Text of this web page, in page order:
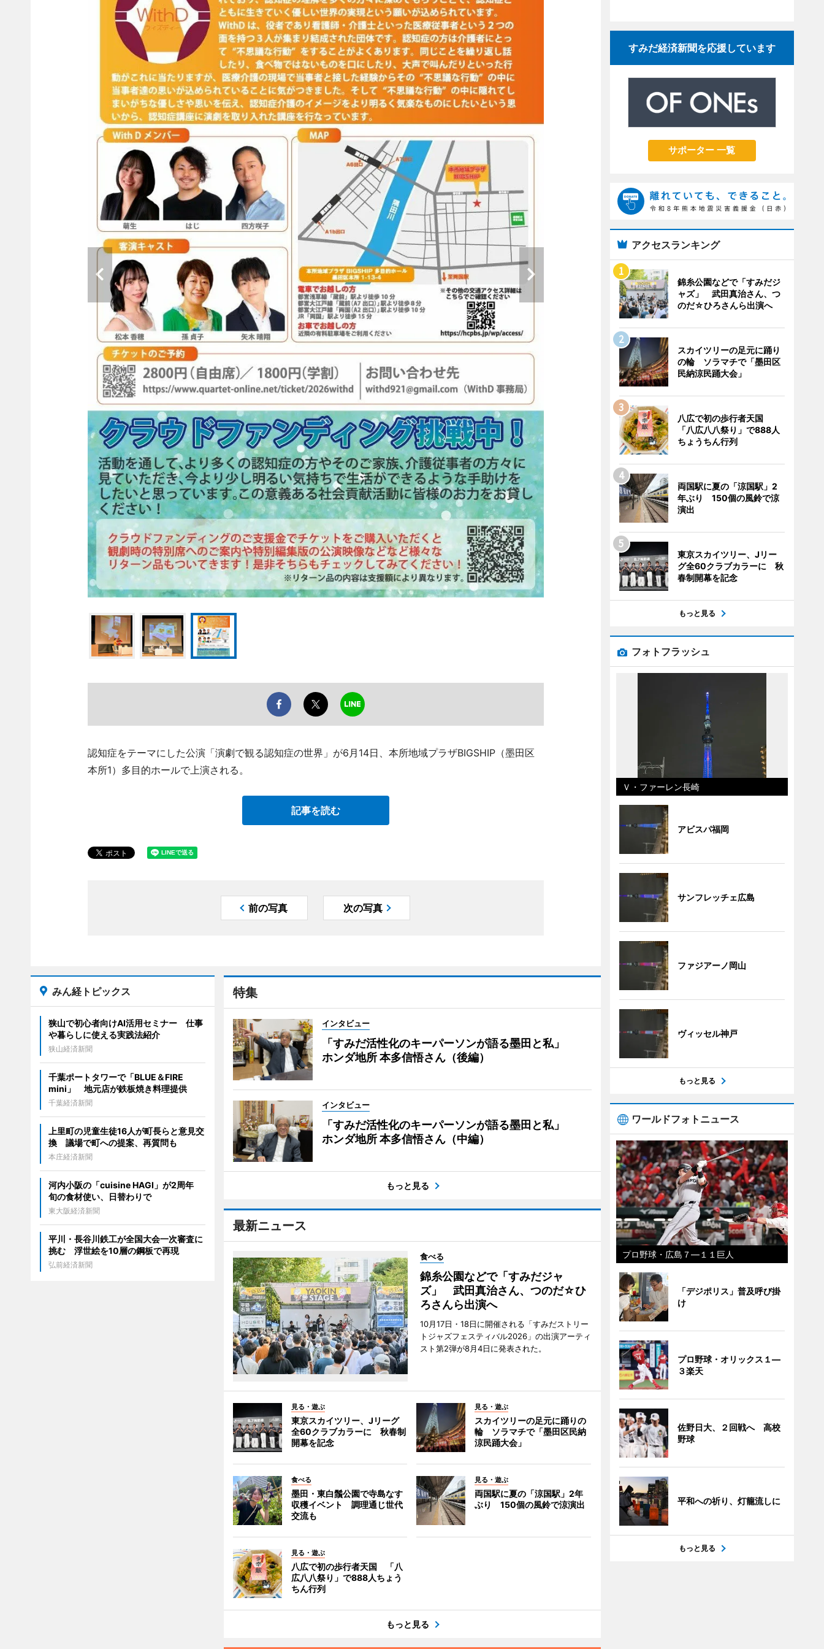
認知症をテーマにした公演「演劇で観る認知症の世界」が6月14日、本所地域プラザBIGSHIP（墨田区
本所1）多目的ホールで上演される。
記事を読む
前の写真 次の写真
特集
インタビュー
「すみだ活性化のキーパーソンが語る墨田と私」
ホンダ地所 本多信悟さん（後編）
インタビュー
「すみだ活性化のキーパーソンが語る墨田と私」
ホンダ地所 本多信悟さん（中編）
もっと見る
最新ニュース
食べる
錦糸公園などで「すみだジャ
ズ」 武田真治さん、つのだ☆ひ
ろさんら出演へ
10月17日・18日に開催される「すみだストリー
トジャズフェスティバル2026」の出演アーティ
スト第2弾が8月4日に発表された。
見る・遊ぶ
東京スカイツリー、Jリーグ
全60クラブカラーに 秋春制
開幕を記念
見る・遊ぶ
スカイツリーの足元に踊りの
輪 ソラマチで「墨田区民納
涼民踊大会」
食べる
墨田・東白鬚公園で寺島なす
収穫イベント 調理通じ世代
交流も
見る・遊ぶ
両国駅に夏の「涼国駅」2年
ぶり 150個の風鈴で涼演出
見る・遊ぶ
八広で初の歩行者天国 「八
広八八祭り」で888人ちょう
ちん行列
もっと見る
みん経トピックス
狭山で初心者向けAI活用セミナー 仕事
や暮らしに使える実践法紹介
狭山経済新聞
千葉ポートタワーで「BLUE＆FIRE
mini」 地元店が鉄板焼き料理提供
千葉経済新聞
上里町の児童生徒16人が町長らと意見交
換 議場で町への提案、再質問も
本庄経済新聞
河内小阪の「cuisine HAGI」が2周年
旬の食材使い、日替わりで
東大阪経済新聞
平川・長谷川鉄工が全国大会一次審査に
挑む 浮世絵を10層の鋼板で再現
弘前経済新聞
すみだ経済新聞を応援しています
サポーター 一覧
アクセスランキング
錦糸公園などで「すみだジ
ャズ」 武田真治さん、つ
のだ☆ひろさんら出演へ
スカイツリーの足元に踊り
の輪 ソラマチで「墨田区
民納涼民踊大会」
八広で初の歩行者天国
「八広八八祭り」で888人
ちょうちん行列
両国駅に夏の「涼国駅」2
年ぶり 150個の風鈴で涼
演出
東京スカイツリー、Jリー
グ全60クラブカラーに 秋
春制開幕を記念
もっと見る
フォトフラッシュ
Ｖ・ファーレン長崎
アビスパ福岡
サンフレッチェ広島
ファジアーノ岡山
ヴィッセル神戸
もっと見る
ワールドフォトニュース
プロ野球・広島７―１１巨人
「デジポリス」普及呼び掛
け
プロ野球・オリックス１―
３楽天
佐野日大、２回戦へ 高校
野球
平和への祈り、灯籠流しに
もっと見る